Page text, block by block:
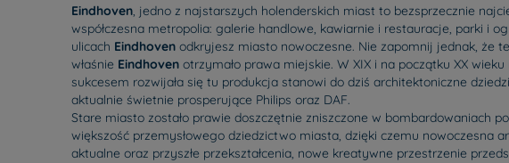
Eindhoven, jedno z najstarszych holenderskich miast to bezsprzecznie
współczesna metropolia: galerie handlowe, kawiarnie i restauracje, parki i
ulicach Eindhoven odkryjesz miasto nowoczesne. Nie zapomnij jednak, że
właśnie Eindhoven otrzymało prawa miejskie. W XIX i na początku XX
sukcesem rozwijała się tu produkcja stanowi do dziś architektoniczne
aktualnie świetnie prosperujące Philips oraz DAF.
Stare miasto zostało prawie doszczętnie zniszczone w bombardowaniach
większość przemysłowego dziedzictwo miasta, dzięki czemu nowoczesna
aktualne oraz przyszłe przekształcenia, nowe kreatywne przestrzenie